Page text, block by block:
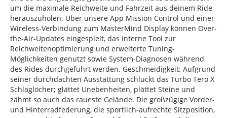
um die maximale Reichweite und Fahrzeit aus deinem Ride
herauszuholen. Über unsere App Mission Control und einer
Wireless-Verbindung zum MasterMind Display können Over-
the-Air-Updates eingespielt, das interne Tool zur
Reichweitenoptimierung und erweiterte Tuning-
Möglichkeiten genutzt sowie System-Diagnosen während
des Rides durchgeführt werden. Geschmeidigkeit: Aufgrund
seiner durchdachten Ausstattung schluckt das Turbo Tero X
Schlaglöcher; glättet Unebenheiten, plättet Steine und
zähmt so auch das raueste Gelände. Die großzügige Vorder-
und Hinterradfederung, die sportlich-aufrechte Sitzposition,